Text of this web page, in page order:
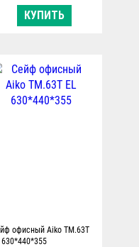
КУПИТЬ
офисный Aiko TM.63T
630*440*355